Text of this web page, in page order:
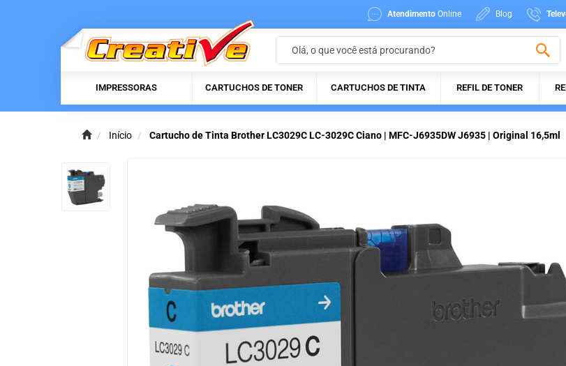
Atendimento Online Blog
IMPRESSORAS CARTUCHOS DE TONER CARTUCHOS DE TINTA REFIL DE TONER
Início Cartucho de Tinta Brother LC3029C LC-3029C Ciano | MFC-J6935DW J6935 | Original 16,5ml